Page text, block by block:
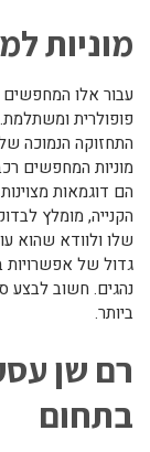
מוניות
עבור אלו המחפשים
פופולרית
התחזוקה הנמוכה
מוניות המחפשים
הם דוגמאות
הקנייה, מומלץ
שלו ולוודא שהוא
גדול של
נהגים. חשוב לבצע
ביותר.
רם שן
בתחום